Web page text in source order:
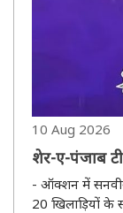
10 Aug 2026
शेर-ए-पंजाब
साफ, गिल से
- ऑक्शन में सनवीर सिंह सबसे
20 खिलाड़ियों के साथ तैयार